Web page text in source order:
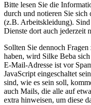
Bitte lesen Sie die
durch und notieren Sie
(z.B. Arbeitskleidung).
Dienste dort auch jederzeit
Sollten Sie dennoch
haben, wird Silke Beba
E-Mail-Adresse ist vor
JavaScript eingeschaltet
sind, wie es sein soll,
auch Mails, die alle auf
extra hinweisen, um diese